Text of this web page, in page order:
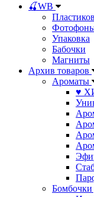
🍒WB
Упаковка
Бабочки
Магниты
Архив товаров
Ароматы
♥